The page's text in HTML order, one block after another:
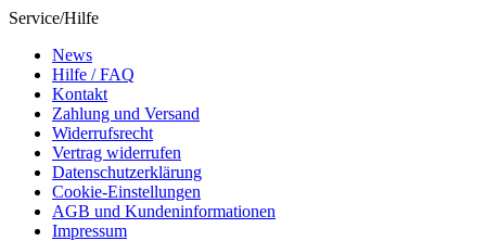
Service/Hilfe
News
Hilfe / FAQ
Kontakt
Zahlung und Versand
Widerrufsrecht
Vertrag widerrufen
Datenschutzerklärung
Cookie-Einstellungen
AGB und Kundeninformationen
Impressum